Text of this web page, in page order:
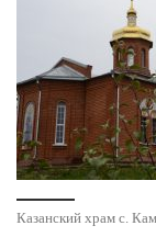
Казанский храм с.